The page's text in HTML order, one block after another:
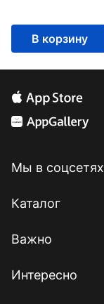
В корзину
Мы в соцсетях
Каталог
Важно
Интересно